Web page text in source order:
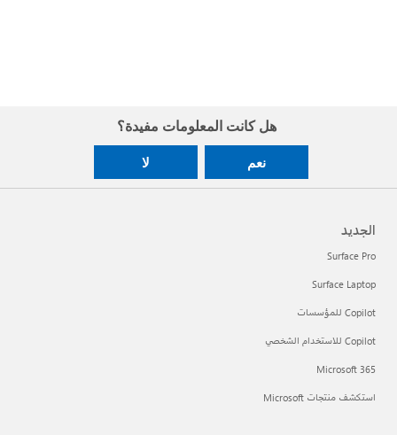
هل كانت المعلومات مفيدة؟
نعم لا
الجديد
Surface Pro
Surface Laptop
Copilot للمؤسسات
Copilot للاستخدام الشخصي
Microsoft 365
استكشف منتجات Microsoft